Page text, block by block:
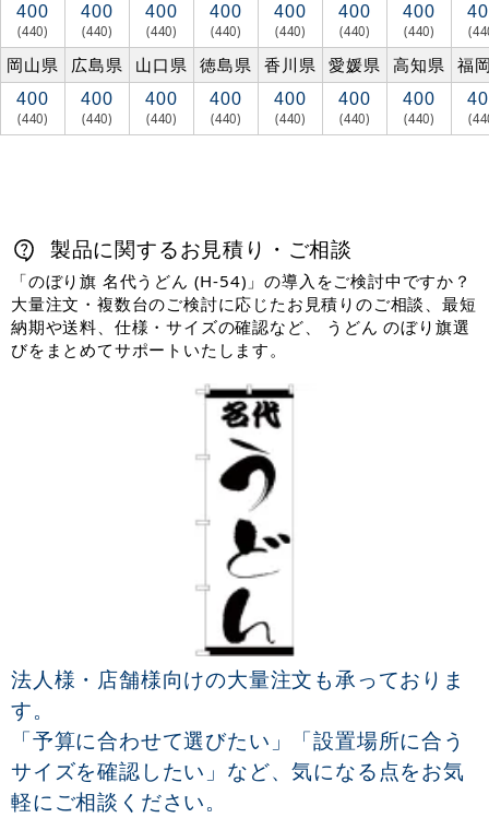
400
(440)
400
(440)
400
(440)
400
(440)
400
(440)
400
(440)
400
(440)
岡山県 広島県 山口県 徳島県 香川県 愛媛県 高知県 福
400
(440)
400
(440)
400
(440)
400
(440)
400
(440)
400
(440)
400
(440)
製品に関するお見積り・ご相談
「のぼり旗 名代うどん (H-54)」の導入をご検討中ですか？
大量注文・複数台のご検討に応じたお見積りのご相談、最短
納期や送料、仕様・サイズの確認など、 うどん のぼり旗選
びをまとめてサポートいたします。
法人様・店舗様向けの大量注文も承っておりま
す。
「予算に合わせて選びたい」「設置場所に合う
サイズを確認したい」など、気になる点をお気
軽にご相談ください。